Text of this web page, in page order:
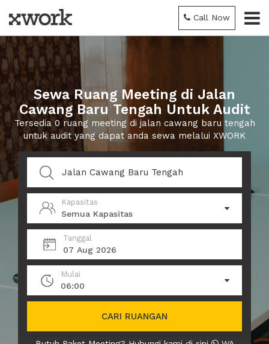
Call Now
Sewa Ruang Meeting di Jalan
Cawang Baru Tengah Untuk Audit
Tersedia 0 ruang meeting di jalan cawang baru tengah
untuk audit yang dapat anda sewa melalui XWORK
Kapasitas
Semua Kapasitas
Tanggal
07 Aug 2026
Mulai
06:00
CARI RUANGAN